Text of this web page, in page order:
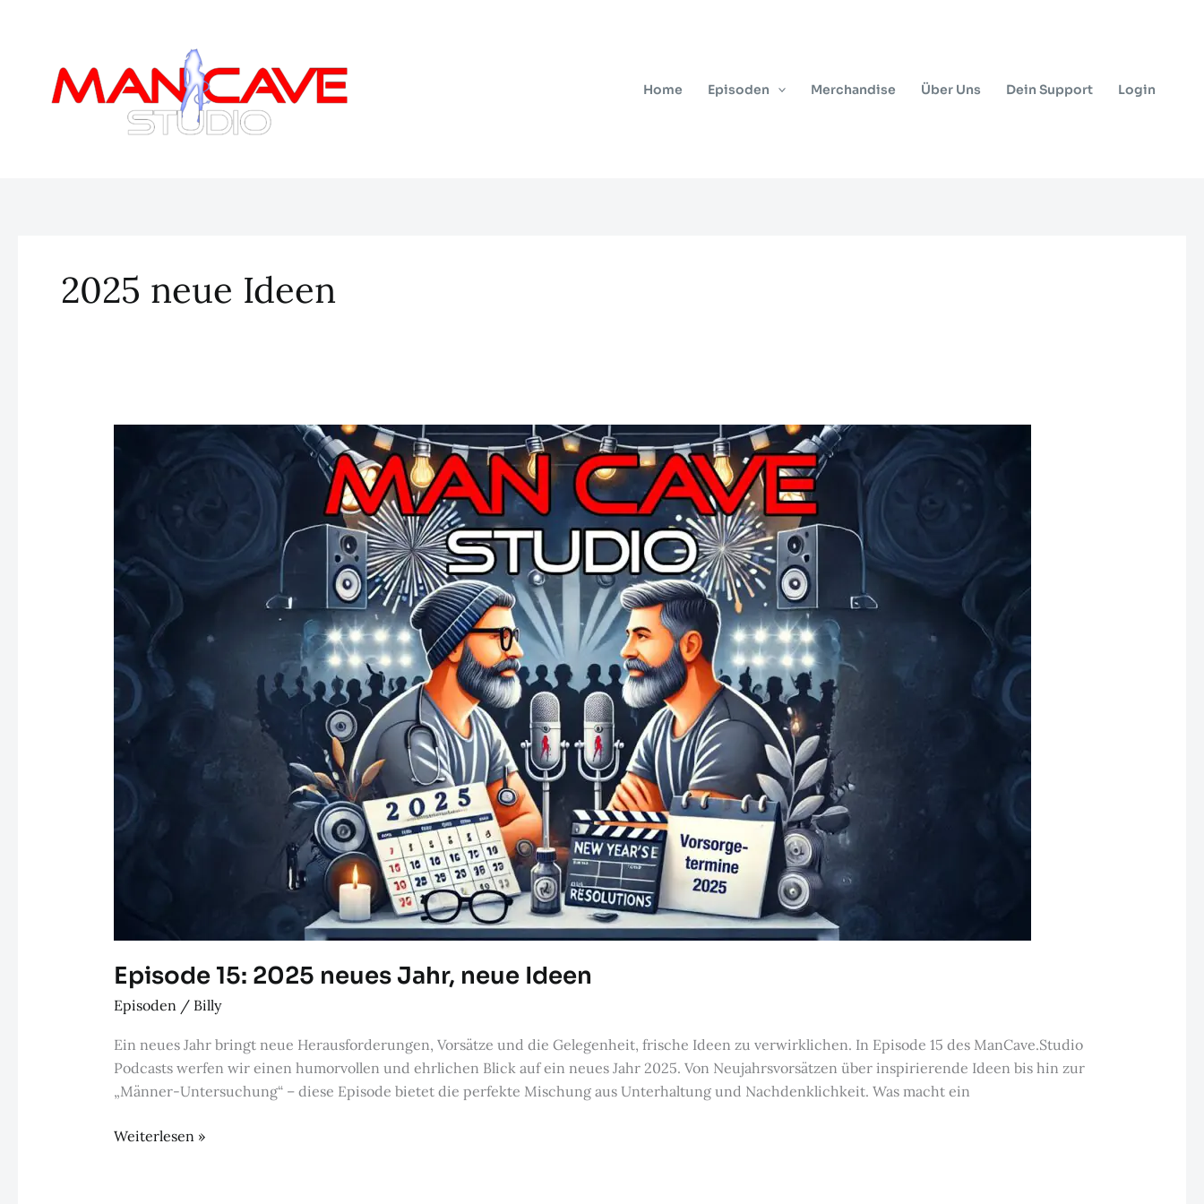
Home Episoden Merchandise Über Uns Dein Support Login
2025 neue Ideen
Episode 15: 2025 neues Jahr, neue Ideen
Episoden / Billy
Ein neues Jahr bringt neue Herausforderungen, Vorsätze und die Gelegenheit, frische Ideen zu verwirklichen. In Episode 15 des ManCave.Studio
Podcasts werfen wir einen humorvollen und ehrlichen Blick auf ein neues Jahr 2025. Von Neujahrsvorsätzen über inspirierende Ideen bis hin zur
„Männer-Untersuchung“ – diese Episode bietet die perfekte Mischung aus Unterhaltung und Nachdenklichkeit. Was macht ein
Episode
Weiterlesen »